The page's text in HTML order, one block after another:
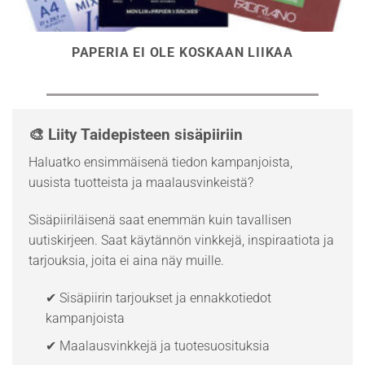
PAPERIA EI OLE KOSKAAN LIIKAA
🎨 Liity Taidepisteen sisäpiiriin
Haluatko ensimmäisenä tiedon kampanjoista,
uusista tuotteista ja maalausvinkeistä?
Sisäpiiriläisenä saat enemmän kuin tavallisen
uutiskirjeen. Saat käytännön vinkkejä, inspiraatiota ja
tarjouksia, joita ei aina näy muille.
✔ Sisäpiirin tarjoukset ja ennakkotiedot
kampanjoista
✔ Maalausvinkkejä ja tuotesuosituksia